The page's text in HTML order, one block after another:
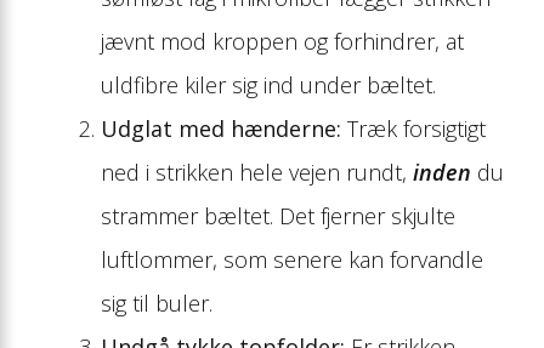
jævnt mod kroppen og forhindrer, at
uldfibre kiler sig ind under bæltet.
Udglat med hænderne: Træk forsigtigt
ned i strikken hele vejen rundt, inden du
strammer bæltet. Det fjerner skjulte
luftlommer, som senere kan forvandle
sig til buler.